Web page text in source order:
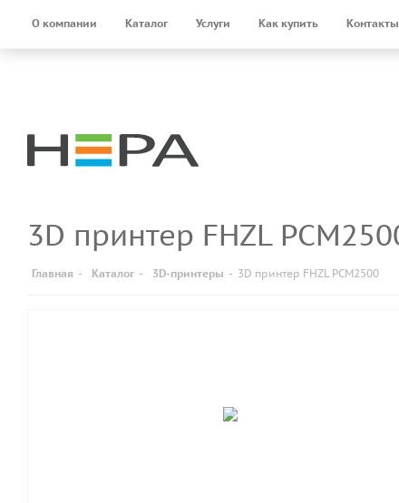
О компании Каталог Услуги Как купить Контакты
3D принтер FHZL
Главная - Каталог - 3D-принтеры - 3D принтер FHZL PCM2500